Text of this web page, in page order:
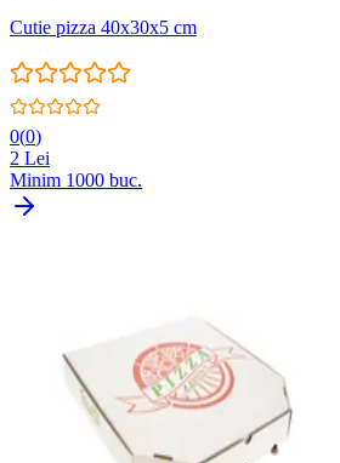
Cutie pizza 40x30x5 cm
0(0)
2 Lei
Minim 1000 buc.